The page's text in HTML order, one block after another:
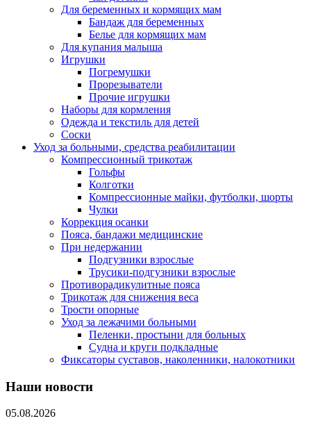
Для беременных и кормящих мам
Бандаж для беременных
Белье для кормящих мам
Для купания малыша
Игрушки
Погремушки
Прорезыватели
Прочие игрушки
Наборы для кормления
Одежда и текстиль для детей
Соски
Уход за больными, средства реабилитации
Компрессионный трикотаж
Гольфы
Колготки
Компрессионные майки, футболки, шорты
Чулки
Коррекция осанки
Пояса, бандажи медицинские
При недержании
Подгузники взрослые
Трусики-подгузники взрослые
Противорадикулитные пояса
Трикотаж для снижения веса
Трости опорные
Уход за лежачими больными
Пеленки, простыни для больных
Судна и круги подкладные
Фиксаторы суставов, наколенники, налокотники
Наши новости
05.08.2026